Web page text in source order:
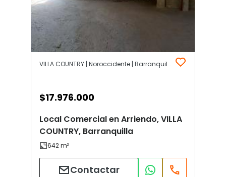
VILLA COUNTRY | Noroccidente | Barranquilla
$17.976.000
Local Comercial en Arriendo, VILLA
COUNTRY, Barranquilla
Contactar